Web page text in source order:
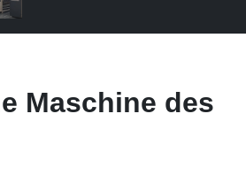
Maschine des